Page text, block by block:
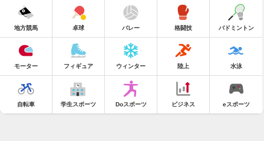
地方競馬 卓球 バレー 格闘技 バドミントン
モーター フィギュア ウィンター 陸上 水泳
自転車 学生スポーツ Doスポーツ ビジネス eスポーツ